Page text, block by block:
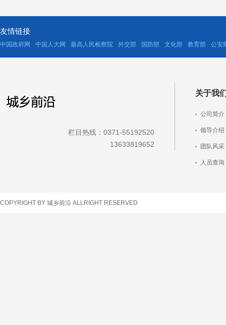
友情链接
中国政府网 中国人大网 最高人民检察院 外交部 国防部 文化部 教育部 公安
栏目热线：0371-55192520
13633819652
关于我
公司简介
领导介绍
团队风采
人员查询
COPYRIGHT BY 城乡前沿 ALLRIGHT RESERVED